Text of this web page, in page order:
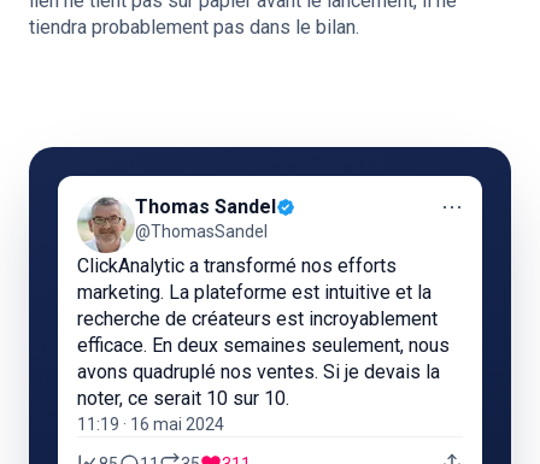
tiendra probablement pas dans le bilan.
Thomas Sandel
@ThomasSandel
⋯
ClickAnalytic a transformé nos efforts
marketing. La plateforme est intuitive et la
recherche de créateurs est incroyablement
efficace. En deux semaines seulement, nous
avons quadruplé nos ventes. Si je devais la
noter, ce serait 10 sur 10.
11:19 · 16 mai 2024